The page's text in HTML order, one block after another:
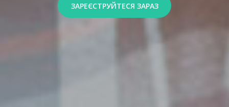
ЗАРЕЄСТРУЙТЕСЯ ЗАРАЗ